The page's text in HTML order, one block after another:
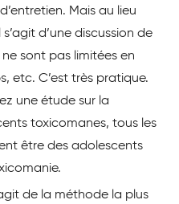
Mais au lieu
d’une discussion de
sont pas limitées en
etc. C’est très pratique.
une étude sur la
toxicomanes, tous les
être des adolescents
de la méthode la plus